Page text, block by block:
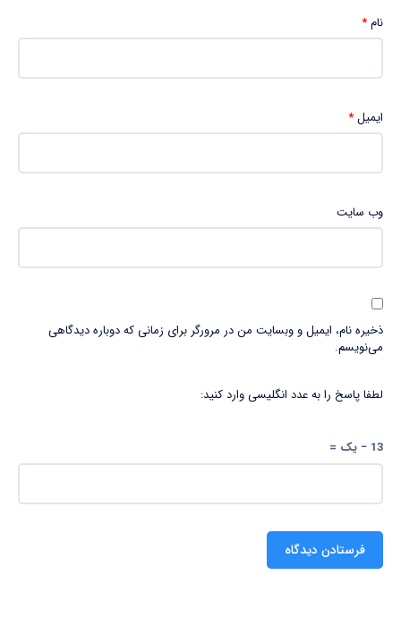
نام*
ایمیل*
وب‌ سایت
ذخیره نام، ایمیل و وبسایت من در مرورگر برای زمانی که دوباره دیدگاهی
می‌نویسم.
لطفا پاسخ را به عدد انگلیسی وارد کنید:
13 − یک =